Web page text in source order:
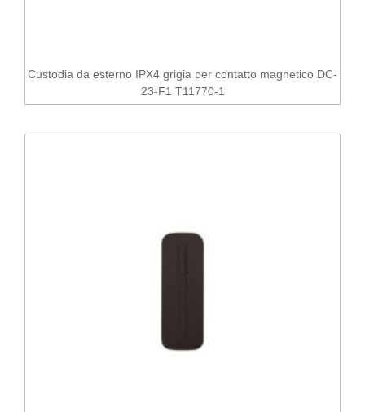
Custodia da esterno IPX4 grigia per contatto magnetico DC-
23-F1 T11770-1